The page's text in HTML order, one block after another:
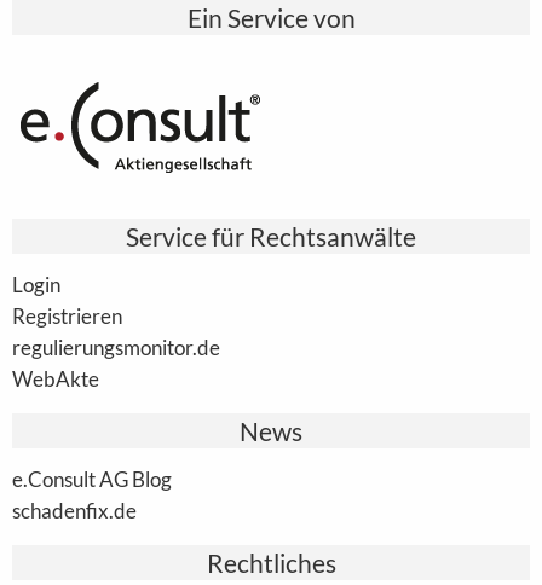
Ein Service von
Service für Rechtsanwälte
Login
Registrieren
regulierungsmonitor.de
WebAkte
News
e.Consult AG Blog
schadenfix.de
Rechtliches